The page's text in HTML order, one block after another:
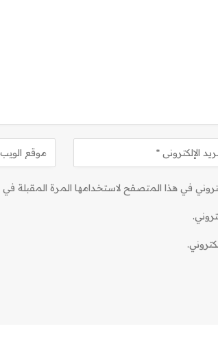
في هذا المتصفح لاستخدامها المرة المقبلة في